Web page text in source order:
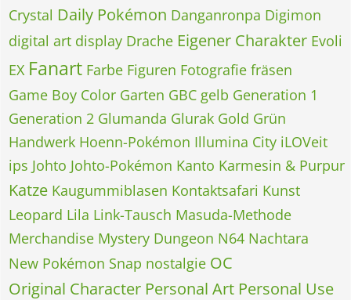
Crystal Daily Pokémon Danganronpa Digimon
digital art display Drache Eigener Charakter Evoli
EX Fanart Farbe Figuren Fotografie fräsen
Game Boy Color Garten GBC gelb Generation 1
Generation 2 Glumanda Glurak Gold Grün
Handwerk Hoenn-Pokémon Illumina City iLOVeit
ips Johto Johto-Pokémon Kanto Karmesin & Purpur
Katze Kaugummiblasen Kontaktsafari Kunst
Leopard Lila Link-Tausch Masuda-Methode
Merchandise Mystery Dungeon N64 Nachtara
New Pokémon Snap nostalgie OC
Original Character Personal Art Personal Use